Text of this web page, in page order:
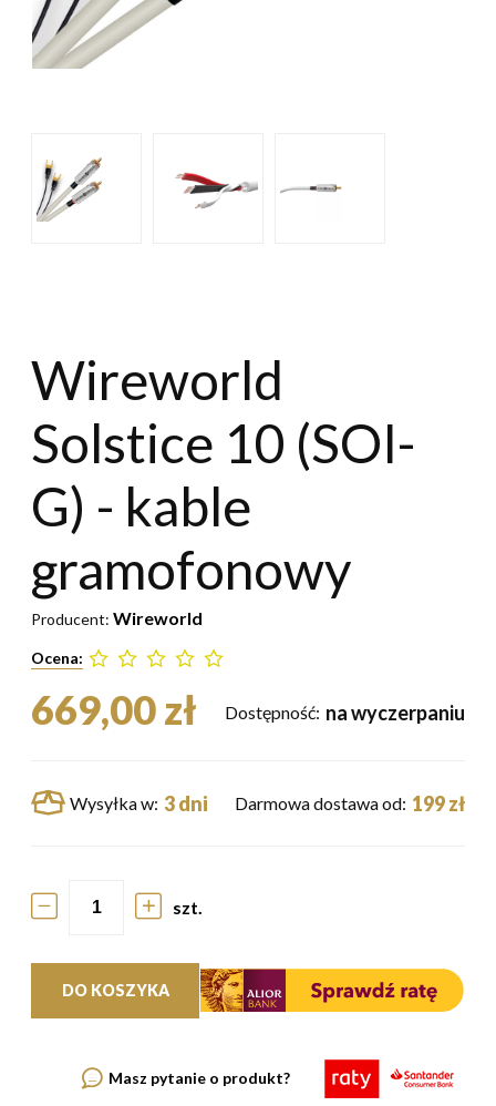
Wireworld
Solstice 10 (SOI-
G) - kable
gramofonowy
Producent: Wireworld
Ocena:
669,00 zł Dostępność: na wyczerpaniu
Wysyłka w: 3 dni Darmowa dostawa od: 199 zł
szt.
DO KOSZYKA
Masz pytanie o produkt?